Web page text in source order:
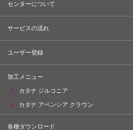
センターについて
サービスの流れ
ユーザー登録
加工メニュー
カタナ ジルコニア
カタナ アベンシア クラウン
各種ダウンロード